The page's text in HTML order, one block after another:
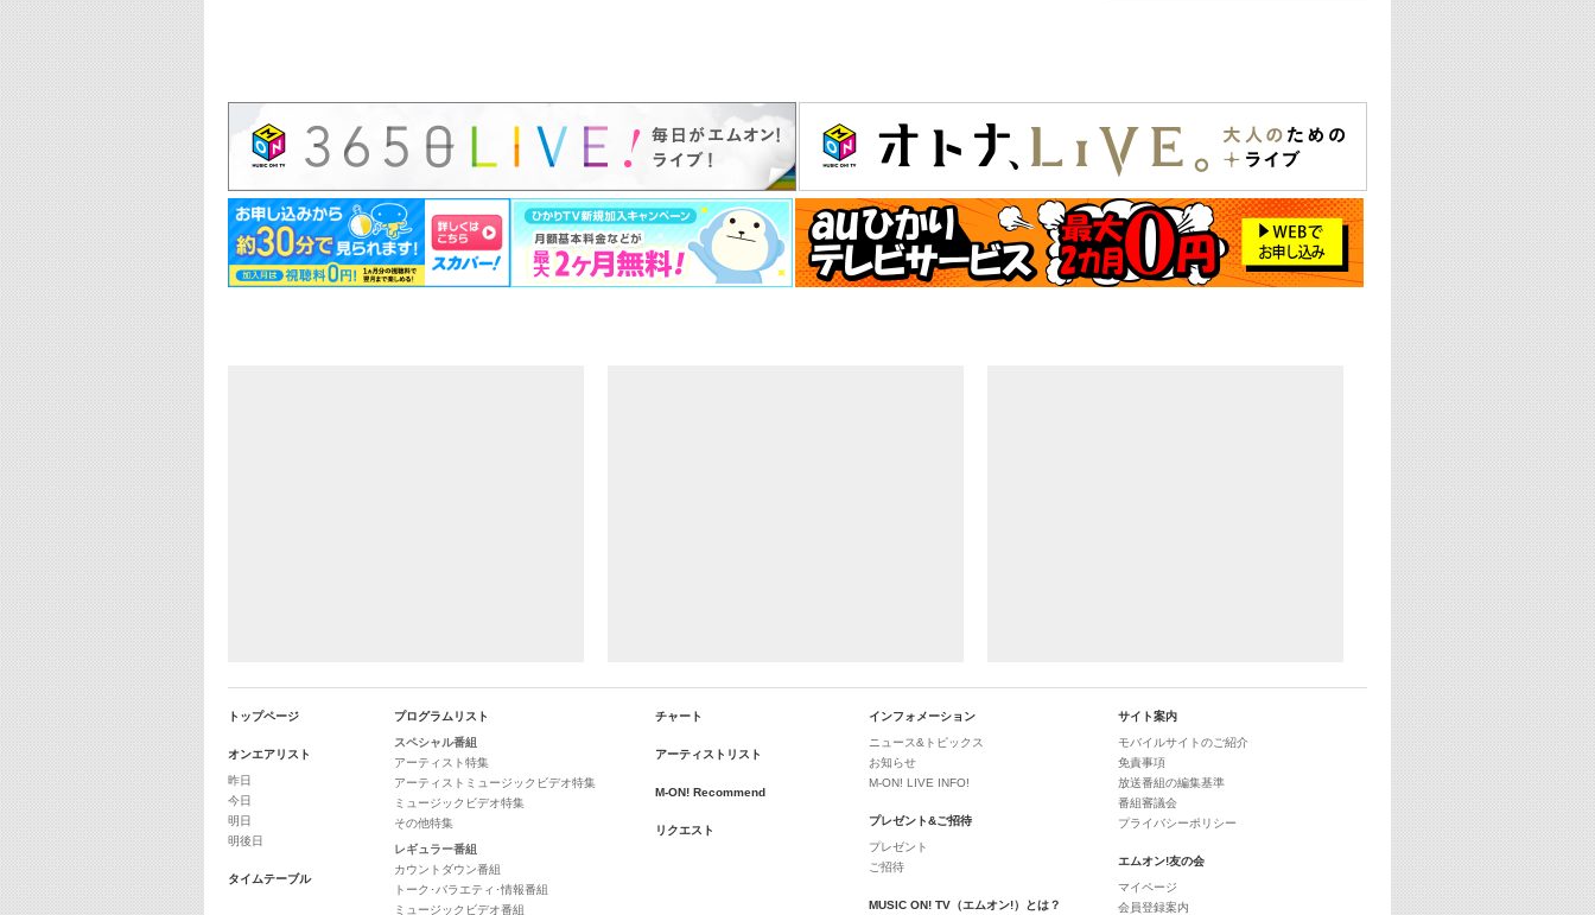
24:00
K-POP 第3世代特集
K-POP 第4世代特集
25:00
あのころヒッツ! 一挙5時間！
2021→2025年
トップページ
オンエアリスト
昨日
今日
明日
明後日
タイムテーブル
プログラムリスト
スペシャル番組
アーティスト特集
アーティストミュージックビデオ特集
ミュージックビデオ特集
その他特集
レギュラー番組
カウントダウン番組
トーク･バラエティ･情報番組
ミュージックビデオ番組
チャート
アーティストリスト
M-ON! Recommend
リクエスト
インフォメーション
ニュース&トピックス
お知らせ
M-ON! LIVE INFO!
プレゼント&ご招待
プレゼント
ご招待
MUSIC ON! TV（エムオン!）とは？
サイト案内
モバイルサイトのご紹介
免責事項
放送番組の編集基準
番組審議会
プライバシーポリシー
エムオン!友の会
マイページ
会員登録案内